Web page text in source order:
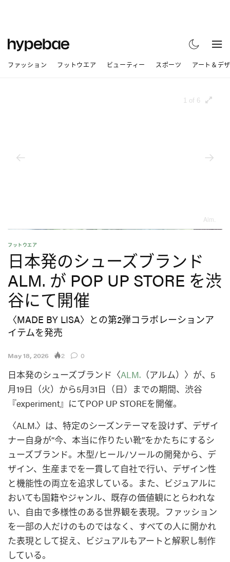
ファッション フットウエア ビューティー スポーツ アート＆デ
1 of 6
Alm.
フットウエア
日本発のシューズブランド
ALM. が POP UP STORE を渋
谷にて開催
〈MADE BY LISA〉との第2弾コラボレーションア
イテムを発売
May 18, 2026 2 0
日本発のシューズブランド〈ALM. （アルム）〉が、5
月19日（火）から5月31日（日）までの期間、渋谷
『experiment』にてPOP UP STOREを開催。
〈ALM.〉は、特定のシーズンテーマを設けず、デザイ
ナー自身が“今、本当に作りたい靴”をかたちにするシ
ューズブランド。木型/ヒール/ソールの開発から、デ
ザイン、生産までを一貫して自社で行い、デザイン性
と機能性の両立を追求している。また、ビジュアルに
おいても国籍やジャンル、既存の価値観にとらわれな
い、自由で多様性のある世界観を表現。ファッション
を一部の人だけのものではなく、すべての人に開かれ
た表現として捉え、ビジュアルもアートと解釈し制作
している。